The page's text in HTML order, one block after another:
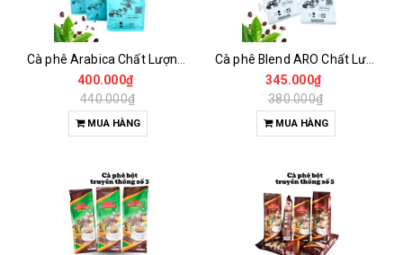
400.000₫
440.000₫
MUA HÀNG
345.000₫
380.000₫
MUA HÀNG